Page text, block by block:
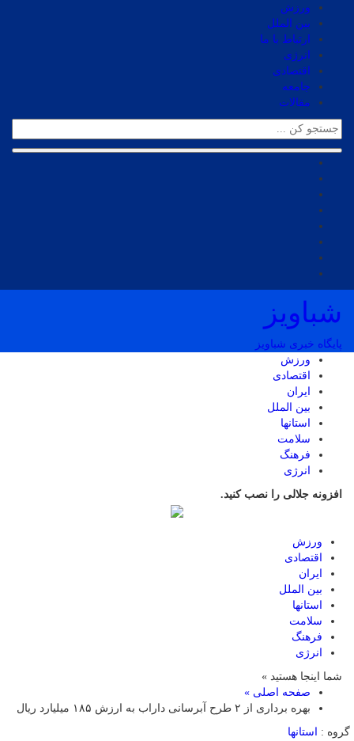
ورزش
بین الملل
ارتباط با ما
انرژی
اقتصادی
جامعه
مقالات
شباویز
پایگاه خبری شباویز
ورزش
اقتصادی
ایران
بین الملل
استانها
سلامت
فرهنگ
انرژی
افزونه جلالی را نصب کنید.
ورزش
اقتصادی
ایران
بین الملل
استانها
سلامت
فرهنگ
انرژی
شما اینجا هستید »
صفحه اصلی »
بهره برداری از ۲ طرح آبرسانی داراب به ارزش ۱۸۵ میلیارد ریال
گروه :
استانها